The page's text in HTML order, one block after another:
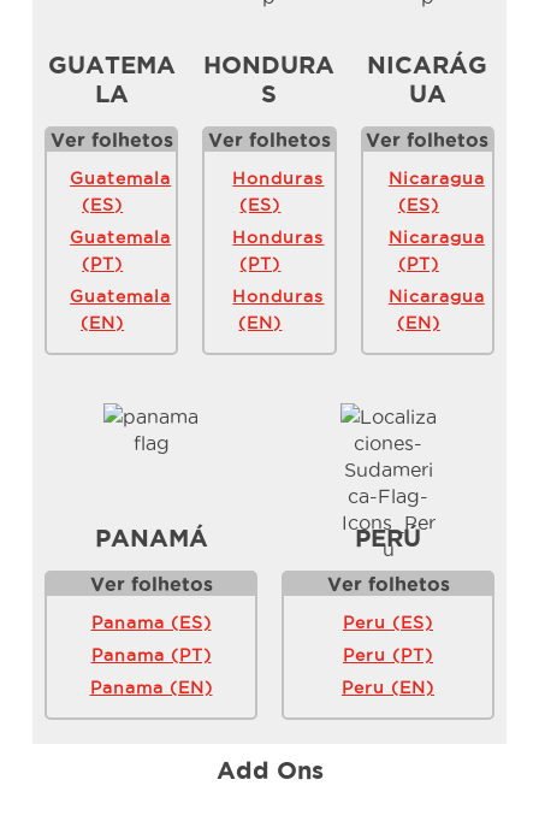
GUATEMA
LA
Ver folhetos
Guatemala
(ES)
Guatemala
(PT)
Guatemala
(EN)
HONDURA
S
Ver folhetos
Honduras
(ES)
Honduras
(PT)
Honduras
(EN)
NICARÁG
UA
Ver folhetos
Nicaragua
(ES)
Nicaragua
(PT)
Nicaragua
(EN)
PANAMÁ
Ver folhetos
Panama (ES)
Panama (PT)
Panama (EN)
PERÚ
Ver folhetos
Peru (ES)
Peru (PT)
Peru (EN)
Add Ons